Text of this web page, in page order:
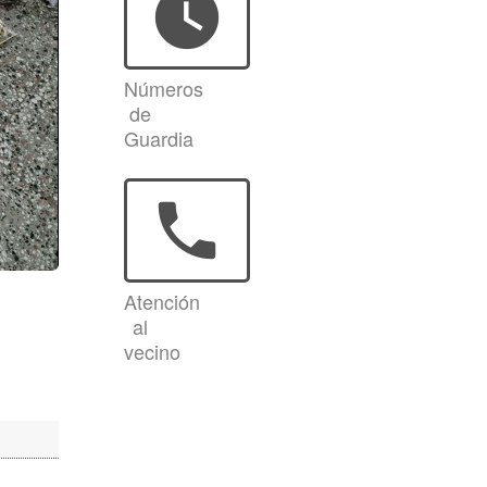
watch_later
Números
de
Guardia
phone
Atención
al
vecino